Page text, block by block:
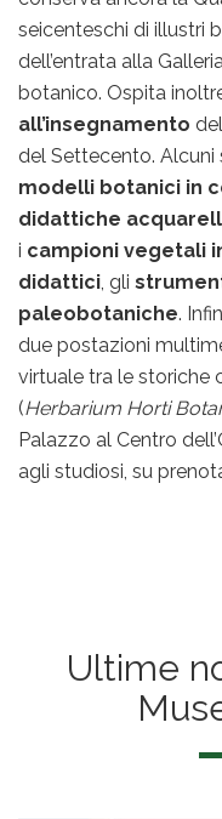
seicenteschi di illustri
dell’entrata alla
botanico. Ospita
all’insegnamento
del Settecento. Alcuni
modelli botanici in
didattiche
i campioni vegetali
didattici, gli
paleobotaniche.
due postazioni
virtuale tra le storiche
(Herbarium Horti
Palazzo al Centro
agli studiosi, su
Ultime